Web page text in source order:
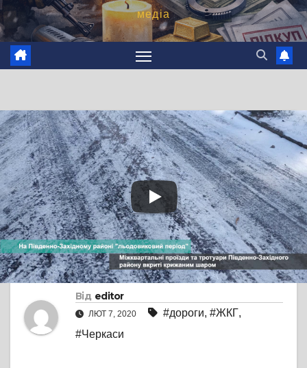
медіа
TV СЮЖЕТ БЕЗ КОМЕНТАРІВ
У Південно-Західному
районі –
“льодовиковий
період”
Від editor
ЛЮТ 7, 2020 #дороги, #ЖКГ,
#Черкаси